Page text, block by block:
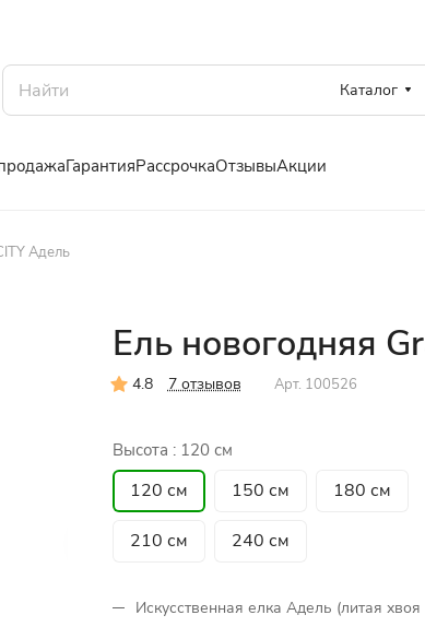
Каталог
ГарантияРассрочкаОтзывыАкции
Адель
Ель новогодняя
4.8 7 отзывов Арт. 100526
Высота : 120 см
120 см 150 см 180 см
210 см 240 см
Искусственная елка Адель (литая хвоя